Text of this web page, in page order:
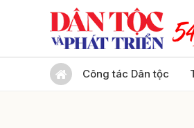
Công tác Dân tộc